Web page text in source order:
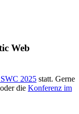
Web
2025 statt. Gerne
die Konferenz im